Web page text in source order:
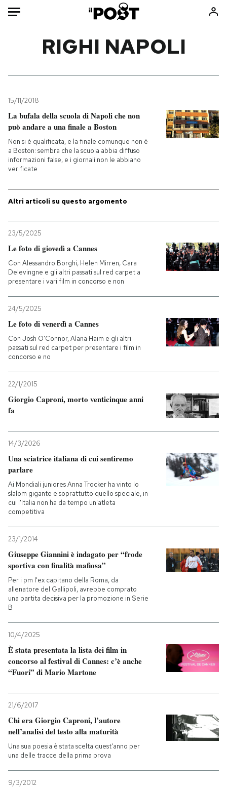
Mondo
Politica
Tecnologia
Internet
Scienza
Cultura
Economia
Sport
Consumismi
Ok Boomer!
Media
Altrecose
PODCAST
NEWSLETTER
I MIEI PREFERITI
SHOP
CALENDARIO
RIGHI NAPOLI
15/11/2018
La bufala della scuola di Napoli che non
può andare a una finale a Boston
Non si è qualificata, e la finale comunque non è
a Boston: sembra che la scuola abbia diffuso
informazioni false, e i giornali non le abbiano
verificate
Altri articoli su questo argomento
23/5/2025
Le foto di giovedì a Cannes
Con Alessandro Borghi, Helen Mirren, Cara
Delevingne e gli altri passati sul red carpet a
presentare i vari film in concorso e non
24/5/2025
Le foto di venerdì a Cannes
Con Josh O'Connor, Alana Haim e gli altri
passati sul red carpet per presentare i film in
concorso e no
22/1/2015
Giorgio Caproni, morto venticinque anni
fa
14/3/2026
Una sciatrice italiana di cui sentiremo
parlare
Ai Mondiali juniores Anna Trocker ha vinto lo
slalom gigante e soprattutto quello speciale, in
cui l'Italia non ha da tempo un'atleta
competitiva
23/1/2014
Giuseppe Giannini è indagato per “frode
sportiva con finalità mafiosa”
Per i pm l'ex capitano della Roma, da
allenatore del Gallipoli, avrebbe comprato
una partita decisiva per la promozione in Serie
B
10/4/2025
È stata presentata la lista dei film in
concorso al festival di Cannes: c’è anche
“Fuori” di Mario Martone
21/6/2017
Chi era Giorgio Caproni, l’autore
nell’analisi del testo alla maturità
Una sua poesia è stata scelta quest'anno per
una delle tracce della prima prova
9/3/2012